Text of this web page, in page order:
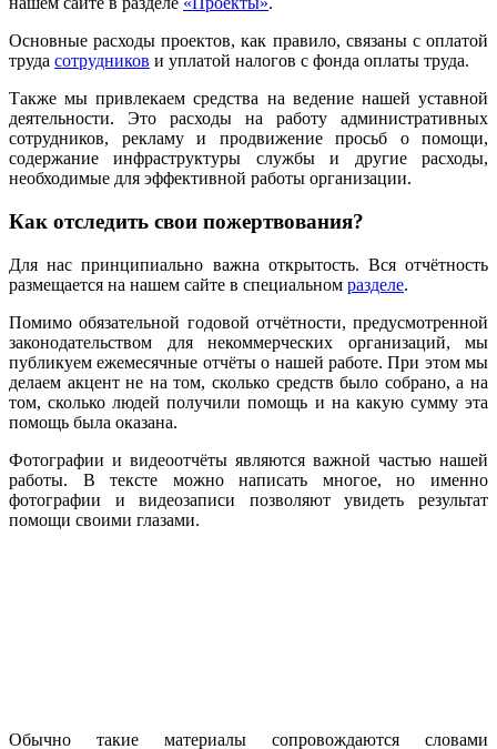
Основные расходы проектов, как правило, связаны с оплатой
труда сотрудников и уплатой налогов с фонда оплаты труда.
Также мы привлекаем средства на ведение нашей уставной
деятельности. Это расходы на работу административных
сотрудников, рекламу и продвижение просьб о помощи,
содержание инфраструктуры службы и другие расходы,
необходимые для эффективной работы организации.
Как отследить свои пожертвования?
Для нас принципиально важна открытость. Вся отчётность
размещается на нашем сайте в специальном разделе.
Помимо обязательной годовой отчётности, предусмотренной
законодательством для некоммерческих организаций, мы
публикуем ежемесячные отчёты о нашей работе. При этом мы
делаем акцент не на том, сколько средств было собрано, а на
том, сколько людей получили помощь и на какую сумму эта
помощь была оказана.
Фотографии и видеоотчёты являются важной частью нашей
работы. В тексте можно написать многое, но именно
фотографии и видеозаписи позволяют увидеть результат
помощи своими глазами.
Обычно такие материалы сопровождаются словами